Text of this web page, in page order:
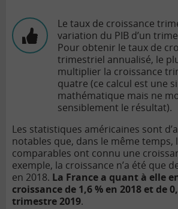
Le taux de croissance
variation du PIB d’un
Pour obtenir le taux de
trimestriel annualisé, le
multiplier la croissance
quatre (ce calcul est une
mathématique mais ne
sensiblement le résultat).
Les statistiques américaines sont
notables que, dans le même temps,
comparables ont connu une
exemple, la croissance n’a été que
en 2018. La France a quant à elle
croissance de 1,6 % en 2018 et de
trimestre 2019.